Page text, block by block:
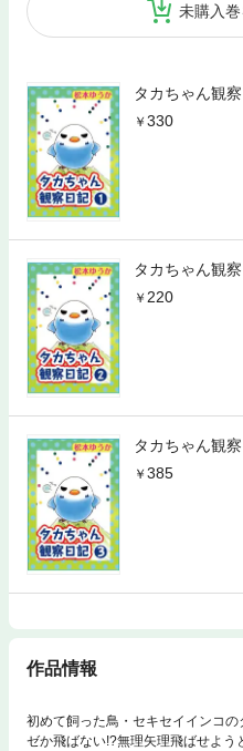
未購入
タカちゃん観察
330
タカちゃん観
220
タカちゃん観
385
作品情報
初めて飼った鳥・セキセイインコ
ゼか飛ばない!?無理矢理飛ばせよう